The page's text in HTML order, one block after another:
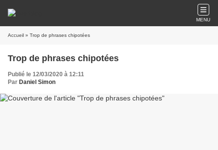
MENU
Accueil » Trop de phrases chipotées
Trop de phrases chipotées
Publié le 12/03/2020 à 12:11
Par Daniel Simon